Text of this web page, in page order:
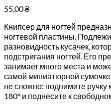
55.00₴
Книпсер для ногтей
ногтевой пластины.
разновидность кусачек,
подстригания ногтей. Его
занимает много места и
самой миниатюрной
не сложно: поднимите ручку
180º и поднесите к